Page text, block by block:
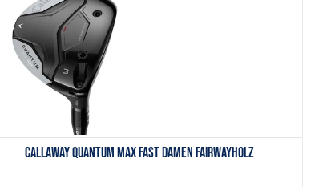
Callaway Quantum Max Fast Damen Fairwayholz
Anzeigen